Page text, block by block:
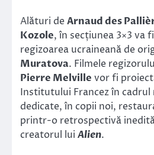
Alături deArnaud des
Kozole, în secțiunea 3×3 va
regizoarea ucraineană de
Muratova. Filmele
Pierre Melville vor fi
Institutului Francez în
dedicate, în copii noi,
printr-o retrospectivă
creatorul lui Alien.